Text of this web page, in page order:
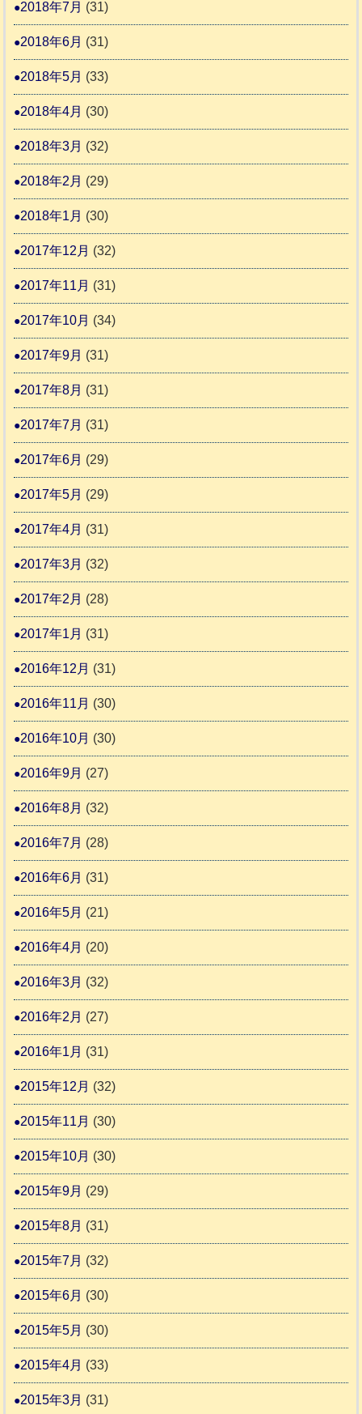
2018年7月 (31)
2018年6月 (31)
2018年5月 (33)
2018年4月 (30)
2018年3月 (32)
2018年2月 (29)
2018年1月 (30)
2017年12月 (32)
2017年11月 (31)
2017年10月 (34)
2017年9月 (31)
2017年8月 (31)
2017年7月 (31)
2017年6月 (29)
2017年5月 (29)
2017年4月 (31)
2017年3月 (32)
2017年2月 (28)
2017年1月 (31)
2016年12月 (31)
2016年11月 (30)
2016年10月 (30)
2016年9月 (27)
2016年8月 (32)
2016年7月 (28)
2016年6月 (31)
2016年5月 (21)
2016年4月 (20)
2016年3月 (32)
2016年2月 (27)
2016年1月 (31)
2015年12月 (32)
2015年11月 (30)
2015年10月 (30)
2015年9月 (29)
2015年8月 (31)
2015年7月 (32)
2015年6月 (30)
2015年5月 (30)
2015年4月 (33)
2015年3月 (31)